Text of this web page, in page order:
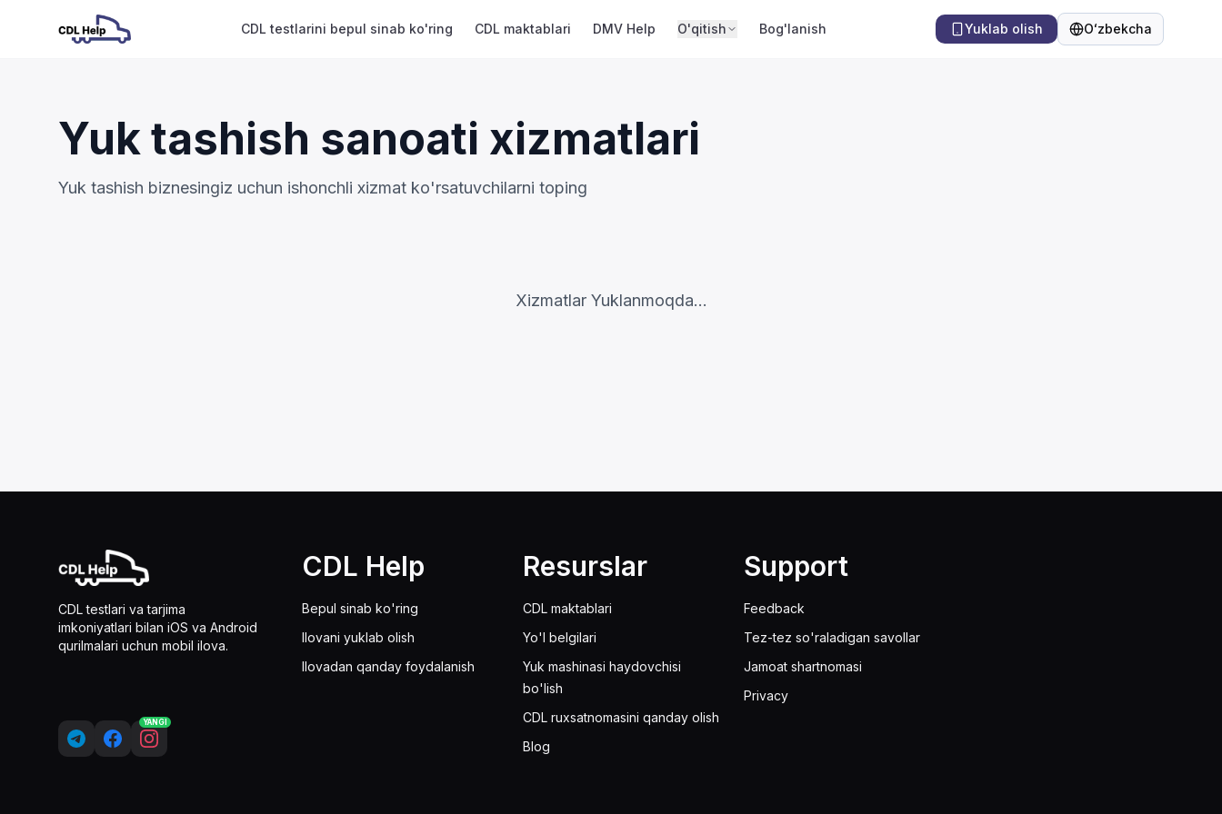
CDL testlarini bepul sinab ko'ring CDL maktablari DMV Help O'qitish Bog'lanish Yuklab olish Oʻzbekcha
Til
Yuk tashish sanoati xizmatlari
Yuk tashish biznesingiz uchun ishonchli xizmat ko'rsatuvchilarni toping
Xizmatlar Yuklanmoqda...
CDL testlari va tarjima
imkoniyatlari bilan iOS va Android
qurilmalari uchun mobil ilova.
YANGI
CDL Help
Bepul sinab ko'ring
Ilovani yuklab olish
Ilovadan qanday foydalanish
Resurslar
CDL maktablari
Yo'l belgilari
Yuk mashinasi haydovchisi
bo'lish
CDL ruxsatnomasini qanday olish
Blog
Support
Feedback
Tez-tez so'raladigan savollar
Jamoat shartnomasi
Privacy